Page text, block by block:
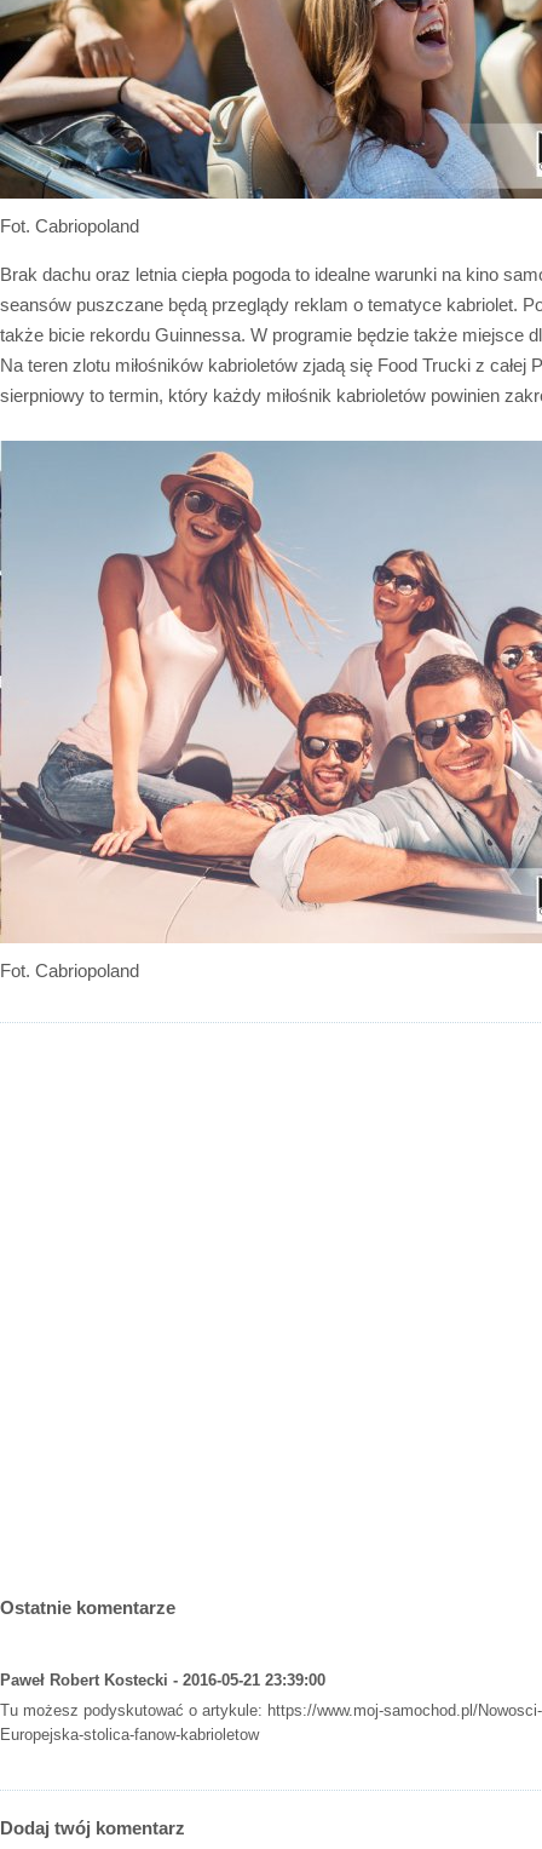
Fot. Cabriopoland
Brak dachu oraz letnia ciepła pogoda to idealne warunki na kino
seansów puszczane będą przeglądy reklam o tematyce kabriolet.
także bicie rekordu Guinnessa. W programie będzie także miejsce
Na teren zlotu miłośników kabrioletów zjadą się Food Trucki z całej
sierpniowy to termin, który każdy miłośnik kabrioletów powinien
Fot. Cabriopoland
Ostatnie komentarze
Paweł Robert Kostecki - 2016-05-21 23:39:00
Tu możesz podyskutować o artykule: https://www.moj-samochod.pl/
Europejska-stolica-fanow-kabrioletow
Dodaj twój komentarz